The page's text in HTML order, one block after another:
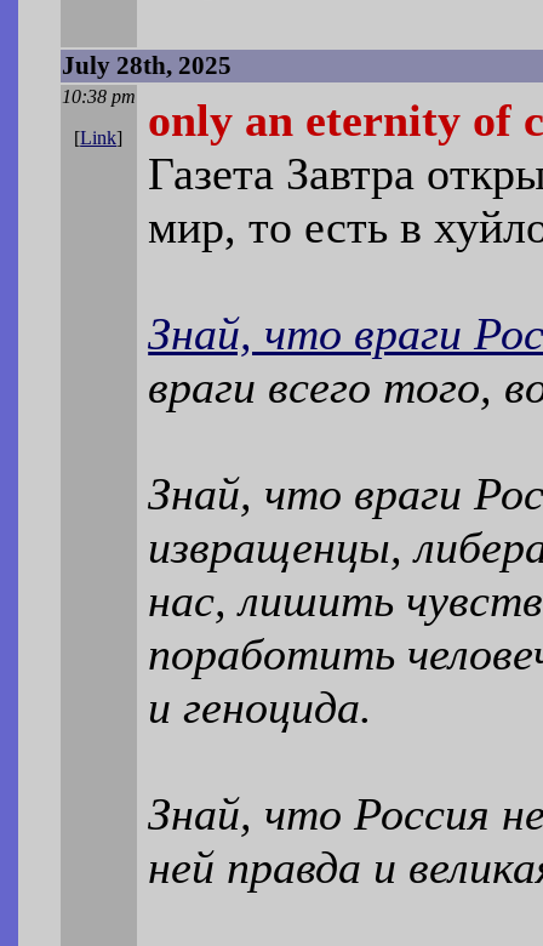
July 28th, 2025
10:38 pm
[Link]
only an eternity of
Газета Завтра
мир, то есть в
Знай, что враги
враги всего
Знай, что враги
извращенцы,
нас, лишить
поработить
и геноцида.
Знай, что Россия
ней правда и